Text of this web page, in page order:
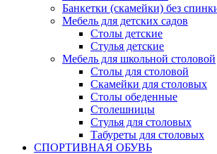
Банкетки (скамейки) без
Мебель для детских садов
Столы детские
Стулья детские
Мебель для школьной столовой
Столы для столовой
Скамейки для столовых
Столы обеденные
Столешницы
Стулья для столовых
Табуреты для столовых
СПОРТИВНАЯ ОБУВЬ